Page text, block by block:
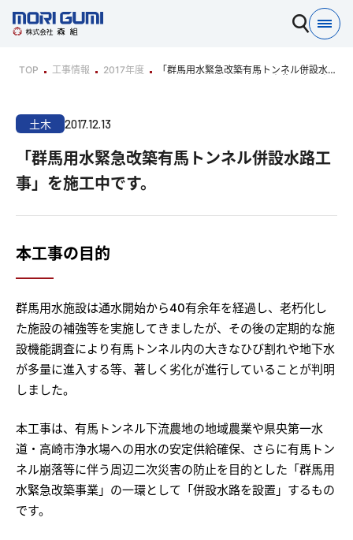
TOP 工事情報 2017年度
「群馬用水緊急改築有馬トンネル併設水路
土木 2017.12.13
「群馬用水緊急改築有馬トンネル併設水路工
事」を施工中です。
本工事の目的
群馬用水施設は通水開始から40有余年を経過し、老朽化し
た施設の補強等を実施してきましたが、その後の定期的な施
設機能調査により有馬トンネル内の大きなひび割れや地下水
が多量に進入する等、著しく劣化が進行していることが判明
しました。
本工事は、有馬トンネル下流農地の地域農業や県央第一水
道・高崎市浄水場への用水の安定供給確保、さらに有馬トン
ネル崩落等に伴う周辺二次災害の防止を目的とした「群馬用
水緊急改築事業」の一環として「併設水路を設置」するもの
です。